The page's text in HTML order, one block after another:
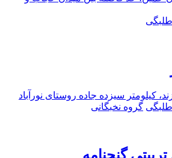
طلبگی
کیلومتر سیزده جاده روستای نورآباد
طلبگی گروه نخبگانی
گنجنامه